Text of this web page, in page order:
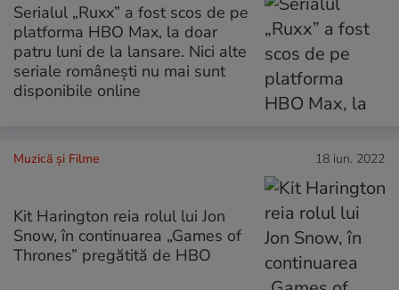
Serialul „Ruxx” a fost scos de pe
platforma HBO Max, la doar
patru luni de la lansare. Nici alte
seriale românești nu mai sunt
disponibile online
Muzică și Filme 18 iun. 2022
Kit Harington reia rolul lui Jon
Snow, în continuarea „Games of
Thrones” pregătită de HBO